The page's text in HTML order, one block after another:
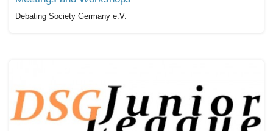
Debating Society Germany e.V.